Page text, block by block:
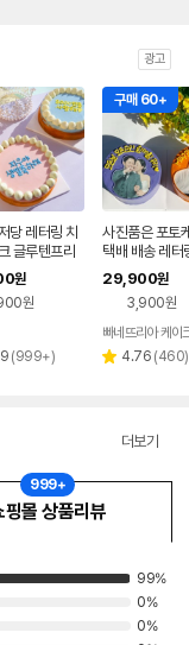
광고
당 레터링 치
글루텐프리
토 제로 주문
레인드롭 0
원
원
리
(999+)
구매 60+
사진품은 포토
택배 배송 레터
주문제작 케익
즈 화이트시트
29,900원
3,900원
빠네뜨리아 케이
별 4.76 리
(460)
더보기
핑몰 상품리뷰
999+
99%
0%
0%